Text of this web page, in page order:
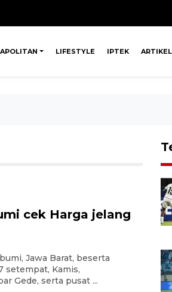
LIFESTYLE IPTEK ARTIKEL
cek Harga jelang
Jawa Barat, beserta
setempat, Kamis,
Gede, serta pusat ...